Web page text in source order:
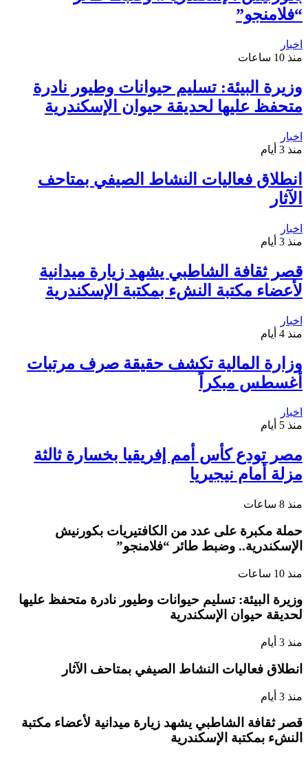
“فلامنجو”
اخبار
منذ 10 ساعات
وزيرة البيئة: تسليم حيوانات وطيور نادرة
متحفظ عليها لحديقة حيوان الإسكندرية
اخبار
منذ 3 أيام
انطلاق فعاليات النشاط الصيفي بمتاحف
الآثار
اخبار
منذ 3 أيام
قصر ثقافة الشاطبي يشهد زيارة ميدانية
لأعضاء مكتبة النشء بمكتبة الإسكندرية
اخبار
منذ 4 أيام
وزارة المالية تكشف حقيقة صرف مرتبات
أغسطس مبكراً
اخبار
منذ 5 أيام
مصر تودع كأس أمم إفريقيا بخسارة ثالثة
مزلة أمام نيجيريا
منذ 8 ساعات
حملة مكبرة على عدد من الكافتيريات بكورنيش
الإسكندرية.. وضبط طائر “فلامنجو”
منذ 10 ساعات
وزيرة البيئة: تسليم حيوانات وطيور نادرة متحفظ عليها
لحديقة حيوان الإسكندرية
منذ 3 أيام
انطلاق فعاليات النشاط الصيفي بمتاحف الآثار
منذ 3 أيام
قصر ثقافة الشاطبي يشهد زيارة ميدانية لأعضاء مكتبة
النشء بمكتبة الإسكندرية